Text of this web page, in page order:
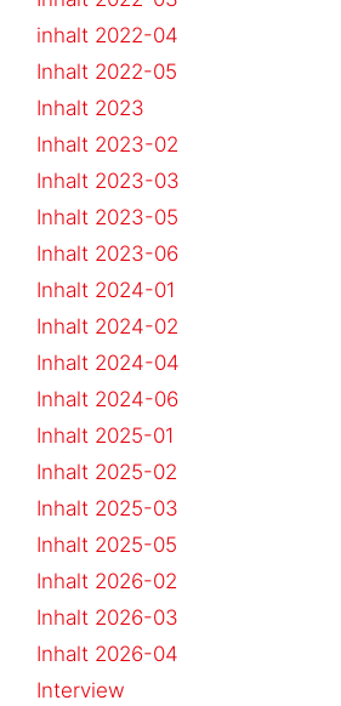
inhalt 2022-04
Inhalt 2022-05
Inhalt 2023
Inhalt 2023-02
Inhalt 2023-03
Inhalt 2023-05
Inhalt 2023-06
Inhalt 2024-01
Inhalt 2024-02
Inhalt 2024-04
Inhalt 2024-06
Inhalt 2025-01
Inhalt 2025-02
Inhalt 2025-03
Inhalt 2025-05
Inhalt 2026-02
Inhalt 2026-03
Inhalt 2026-04
Interview